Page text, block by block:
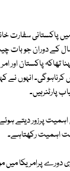
پاکستانی سفارت
کرتے ہوئے کہا کہ 70 سال کے
تھاکہ پاکستان اور
انہوں نے
پارٹنرہیں۔
پرزور دیتے
اہمیت رکھتاہے۔
دورے پرامریکا میں